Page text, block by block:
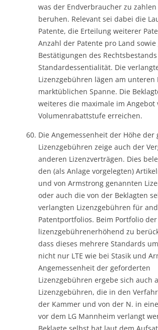
was der Endverbraucher zu
beruhen. Relevant sei dabei die
Patente, die Erteilung weiterer
Anzahl der Patente pro Land
Bestätigungen des
Standardessentialität. Die
Lizenzgebühren lägen am unteren
marktüblichen Spanne. Die
weiteres die maximale im Angebot
Volumenrabattstufe erreichen.
Die Angemessenheit der Höhe der
Lizenzgebühren zeige auch der
anderen Lizenzverträgen. Dies
den (als Anlage vorgelegten)
und von Armstrong genannten
oder auch die von der Beklagten
verlangten Lizenzgebühren für
Patentportfolios. Beim Portfolio
lizenzgebührenerhöhend zu
dass dieses mehrere Standards
nicht nur LTE wie bei Stasik und
Angemessenheit der geforderten
Lizenzgebühren ergebe sich auch
Lizenzgebühren, die in den
der Kammer und von der N. in
vor dem LG Mannheim verlangt
Beklagte selbst hat laut dem